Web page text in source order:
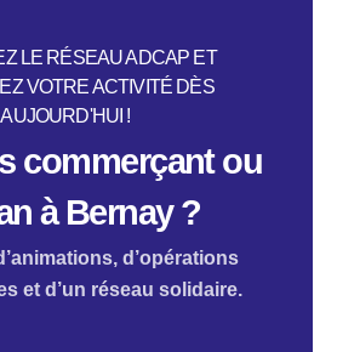
LE RÉSEAU ADCAP ET
VOTRE ACTIVITÉ DÈS
AUJOURD'HUI !
commerçant ou
à Bernay ?
d’opérations
et d’un réseau solidaire.